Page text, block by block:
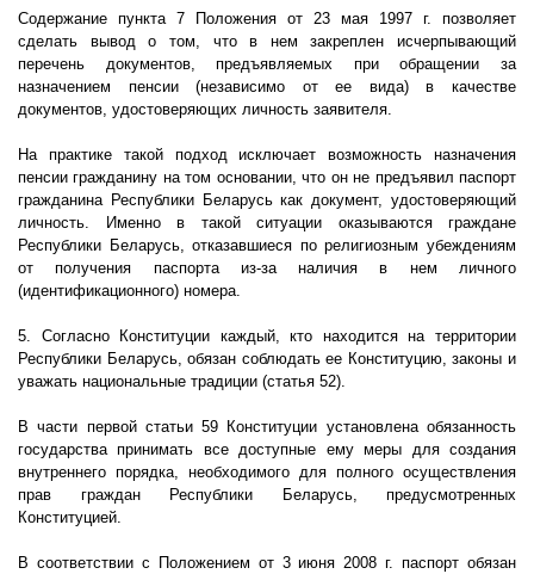
Содержание пункта 7 Положения от 23 мая 1997 г. позволяет
сделать вывод о том, что в нем закреплен исчерпывающий
перечень документов, предъявляемых при обращении за
назначением пенсии (независимо от ее вида) в качестве
документов, удостоверяющих личность заявителя.
На практике такой подход исключает возможность назначения
пенсии гражданину на том основании, что он не предъявил паспорт
гражданина Республики Беларусь как документ, удостоверяющий
личность. Именно в такой ситуации оказываются граждане
Республики Беларусь, отказавшиеся по религиозным убеждениям
от получения паспорта из-за наличия в нем личного
(идентификационного) номера.
5. Согласно Конституции каждый, кто находится на территории
Республики Беларусь, обязан соблюдать ее Конституцию, законы и
уважать национальные традиции (статья 52).
В части первой статьи 59 Конституции установлена обязанность
государства принимать все доступные ему меры для создания
внутреннего порядка, необходимого для полного осуществления
прав граждан Республики Беларусь, предусмотренных
Конституцией.
В соответствии с Положением от 3 июня2008 г. паспорт обязан